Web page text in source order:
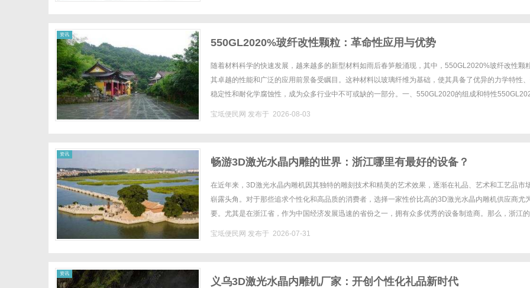
资讯
550GL2020%玻纤改性颗粒：革命性应用与优势
随着材料科学的快速发展，越来越多的新型材料如雨后春笋般涌现，其中，550GL2020%玻纤改性颗
其卓越的性能和广泛的应用前景备受瞩目。这种材料以玻璃纤维为基础，使其具备了优异的力学特性
稳定性和耐化学腐蚀性，成为众多行业中不可或缺的一部分。一、550GL2020的组成和特性
宝坻便民网 发布于 2026-08-03
资讯
畅游3D激光水晶内雕的世界：浙江哪里有最好的设备？
在近年来，3D激光水晶内雕机因其独特的雕刻技术和精美的艺术效果，逐渐在礼品、艺术和工艺品市
崭露头角。对于那些追求个性化和高品质的消费者，选择一家性价比高的3D激光水晶内雕机供应商尤
要。尤其是在浙江省，作为中国经济发展迅速的省份之一，拥有众多优秀的设备制造商。那么，浙江
宝坻便民网 发布于 2026-07-31
资讯
义乌3D激光水晶内雕机厂家：开创个性化礼品新时代